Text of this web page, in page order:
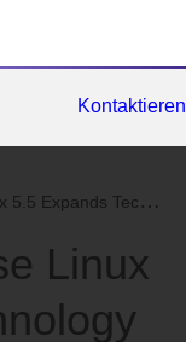
Kontaktieren
Innovation Spanning Ph...
Linux